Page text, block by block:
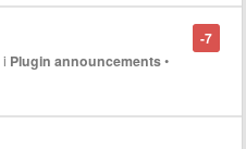
-7
i Plugin announcements•